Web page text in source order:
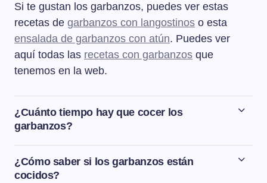
Si te gustan los garbanzos, puedes ver estas
recetas de garbanzos con langostinos o esta
ensalada de garbanzos con atún. Puedes ver
aquí todas las recetas con garbanzos que
tenemos en la web.
¿Cuánto tiempo hay que cocer los
garbanzos?
El tiempo de cocción de los garbanzos va a variar
dependiendo del tipo y de la frescura de los garbanzos,
de la dureza del agua, si estuvieron las 12 horas en
¿Cómo saber si los garbanzos están
cocidos?